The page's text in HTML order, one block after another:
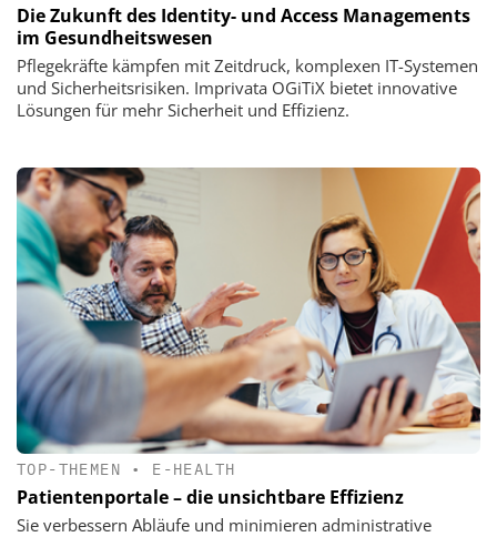
Die Zukunft des Identity- und Access Managements
im Gesundheitswesen
Pflegekräfte kämpfen mit Zeitdruck, komplexen IT-Systemen
und Sicherheitsrisiken. Imprivata OGiTiX bietet innovative
Lösungen für mehr Sicherheit und Effizienz.
TOP-THEMEN • E-HEALTH
Patientenportale – die unsichtbare Effizienz
Sie verbessern Abläufe und minimieren administrative